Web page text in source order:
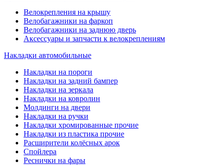
Велокрепления на крышу
Велобагажники на фаркоп
Велобагажники на заднюю дверь
Аксессуары и запчасти к велокреплениям
Накладки автомобильные
Накладки на пороги
Накладки на задний бампер
Накладки на зеркала
Накладки на ковролин
Молдинги на двери
Накладки на ручки
Накладки хромированные прочие
Накладки из пластика прочие
Расширители колёсных арок
Спойлера
Реснички на фары